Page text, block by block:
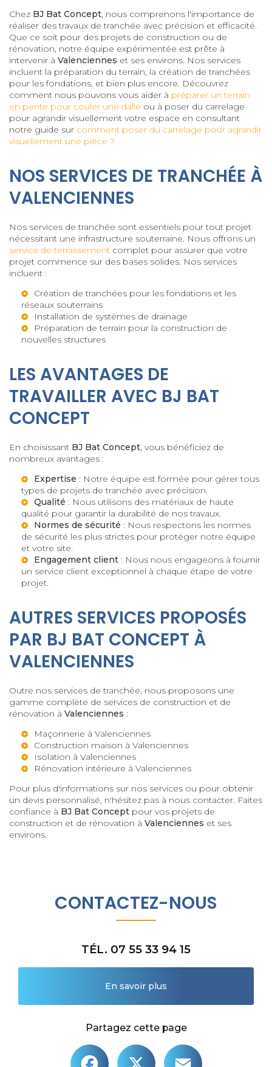
Chez BJ Bat Concept, nous comprenons l'importance de
réaliser des travaux de tranchée avec précision et efficacité.
Que ce soit pour des projets de construction ou de
rénovation, notre équipe expérimentée est prête à
intervenir à Valenciennes et ses environs. Nos services
incluent la préparation du terrain, la création de tranchées
pour les fondations, et bien plus encore. Découvrez
comment nous pouvons vous aider à préparer un terrain
en pente pour couler une dalle ou à poser du carrelage
pour agrandir visuellement votre espace en consultant
notre guide sur comment poser du carrelage pour agrandir
visuellement une pièce ?
NOS SERVICES DE TRANCHÉE À
VALENCIENNES
Nos services de tranchée sont essentiels pour tout projet
nécessitant une infrastructure souterraine. Nous offrons un
service de terrassement complet pour assurer que votre
projet commence sur des bases solides. Nos services
incluent :
Création de tranchées pour les fondations et les
réseaux souterrains
Installation de systèmes de drainage
Préparation de terrain pour la construction de
nouvelles structures
LES AVANTAGES DE
TRAVAILLER AVEC BJ BAT
CONCEPT
En choisissant BJ Bat Concept, vous bénéficiez de
nombreux avantages :
Expertise : Notre équipe est formée pour gérer tous
types de projets de tranchée avec précision.
Qualité : Nous utilisons des matériaux de haute
qualité pour garantir la durabilité de nos travaux.
Normes de sécurité : Nous respectons les normes
de sécurité les plus strictes pour protéger notre équipe
et votre site.
Engagement client : Nous nous engageons à fournir
un service client exceptionnel à chaque étape de votre
projet.
AUTRES SERVICES PROPOSÉS
PAR BJ BAT CONCEPT À
VALENCIENNES
Outre nos services de tranchée, nous proposons une
gamme complète de services de construction et de
rénovation à Valenciennes :
Maçonnerie à Valenciennes
Construction maison à Valenciennes
Isolation à Valenciennes
Rénovation intérieure à Valenciennes
Pour plus d'informations sur nos services ou pour obtenir
un devis personnalisé, n'hésitez pas à nous contacter. Faites
confiance à BJ Bat Concept pour vos projets de
construction et de rénovation à Valenciennes et ses
environs.
CONTACTEZ-NOUS
TÉL. 07 55 33 94 15
En savoir plus
Partagez cette page
Facebook